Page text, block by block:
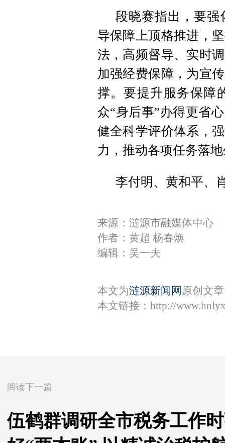
段晓赛指出，要强
导保障上顶格推进，
法，高频督导、实时
加强经费保障，为宣
撑。要提升服务保障
众“身后事”办得更省
健全科学评价体系，
力，推动各项任务落
李付明、黄和平、
来源：涟源市融媒体中心
作者：黄超 杨春焕
编辑：吴一夫
本文为涟源新闻网 原创文
本文链接： http://
阅读下一篇
伍鹤群调研全市税务工作